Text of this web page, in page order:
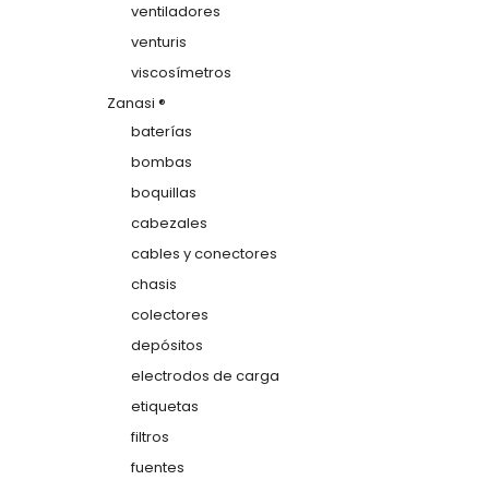
ventiladores
venturis
viscosímetros
Zanasi ®
baterías
bombas
boquillas
cabezales
cables y conectores
chasis
colectores
depósitos
electrodos de carga
etiquetas
filtros
fuentes